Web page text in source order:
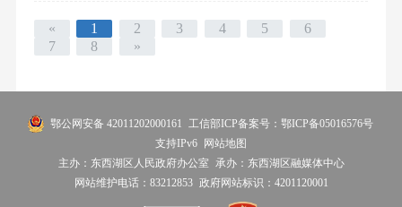
« 1 2 3 4 5
6
7
8 »
鄂公网安备 42011202000161
工信部ICP备案号：鄂ICP备05016576号
支持IPv6 网站地图
主办：东西湖区人民政府办公室
承办：东西湖区融媒体中心
网站维护电话：83212853 政府网站标识：4201120001